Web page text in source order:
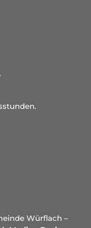
Würflach –